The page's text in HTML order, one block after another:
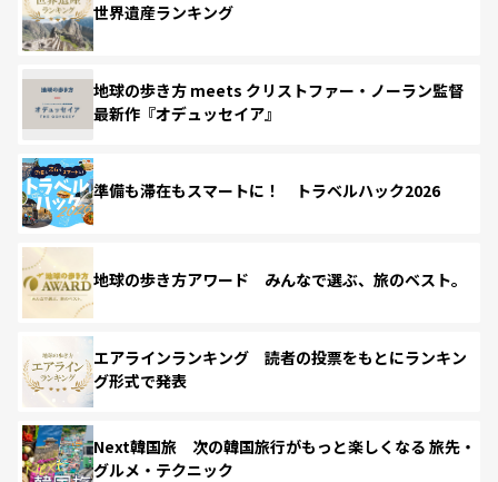
世界遺産ランキング
地球の歩き方 meets クリストファー・ノーラン監督
最新作『オデュッセイア』
準備も滞在もスマートに！ トラベルハック2026
地球の歩き方アワード みんなで選ぶ、旅のベスト。
エアラインランキング 読者の投票をもとにランキン
グ形式で発表
Next韓国旅 次の韓国旅行がもっと楽しくなる 旅先・
グルメ・テクニック